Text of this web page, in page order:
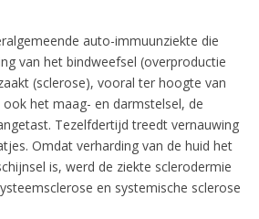
auto-immuunziekte die
van het bindweefsel (overproductie
(sclerose), vooral ter hoogte van
het maag- en darmstelsel, de
Tezelfdertijd treedt vernauwing
Omdat verharding van de huid het
is, werd de ziekte sclerodermie
en systemische sclerose